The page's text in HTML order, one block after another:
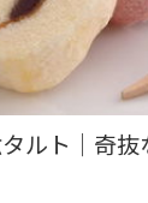
ルト｜奇